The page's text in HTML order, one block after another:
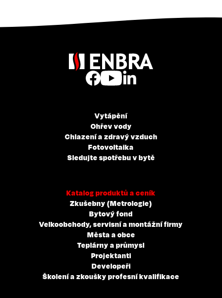
Vytápění
Ohřev vody
Chlazení a zdravý vzduch
Fotovoltaika
Sledujte spotřebu v bytě
Katalog produktů a ceník
Zkušebny (Metrologie)
Bytový fond
Velkoobchody, servisní a montážní firmy
Města a obce
Teplárny a průmysl
Projektanti
Developeři
Školení a zkoušky profesní kvalifikace